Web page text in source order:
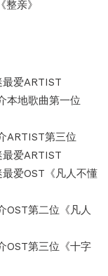
亲》
爱ARTIST
本地歌曲第一位
ARTIST第三位
爱ARTIST
爱OST《凡人不懂
OST第二位《凡人
OST第三位《十字